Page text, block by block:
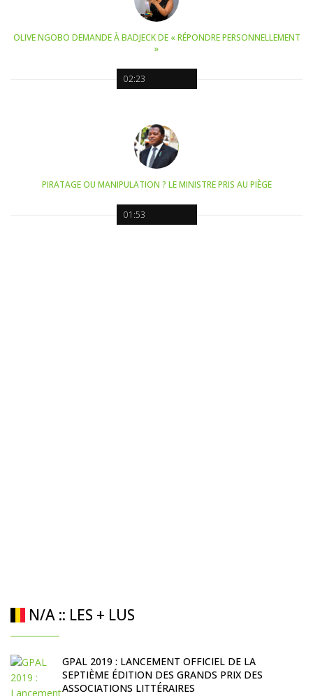
02:23
OLIVE NGOBO DEMANDE À BADJECK DE « RÉPONDRE PERSONNELLEMENT
»
01:53
PIRATAGE OU MANIPULATION ? LE MINISTRE PRIS AU PIÈGE
N/A :: LES + LUS
GPAL 2019 : LANCEMENT OFFICIEL DE LA
SEPTIÈME ÉDITION DES GRANDS PRIX DES
ASSOCIATIONS LITTÉRAIRES